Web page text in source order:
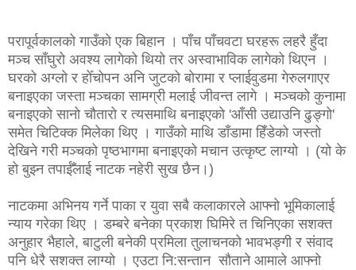
परापूर्वकालको गाउँको एक बिहान । पाँच पाँचवटा घरहरू लहरै हुँदा
मञ्च साँघुरो अवश्य लागेको थियो तर अस्वाभाविक लागेको थिएन ।
घरको अग्लो र होँचोपन अनि जुटको बोरामा र प्लाईवुडमा गेरुलगाएर
बनाइएका जस्ता मञ्चका सामग्री मलाई जीवन्त लागे । मञ्चको कुनामा
बनाइएको सानो चौतारो र त्यसमाथि बनाइएको 'आँसी उद्याउनि ढुङ्गो'
समेत चिटिक्क मिलेका थिए । गाउँको माथि डाँडामा हिँडेको जस्तो
देखिने गरी मञ्चको पृष्ठभागमा बनाइएको मचान उत्कृष्ट लाग्यो । (यो के
हो बुझ्न तपाईँलाई नाटक नहेरी सुख छैन।)
नाटकमा अभिनय गर्ने पाका र युवा सबै कलाकारले आफ्नो भूमिकालाई
न्याय गरेका थिए । डम्बरे बनेका प्रकाश घिमिरे त चिनिएका सशक्त
अनुहार भैहाले, बाटुली बनेकी प्रमिला तुलाचनको भावभङ्गी र संवाद
पनि धेरै सशक्त लाग्यो । एउटा नि:सन्तान सौताने आमाले आफ्नो